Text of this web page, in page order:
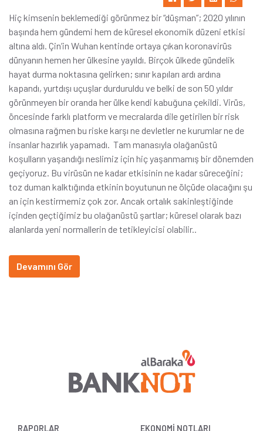
Hiç kimsenin beklemediği görünmez bir “düşman”; 2020 yılının
başında hem gündemi hem de küresel ekonomik düzeni etkisi
altına aldı. Çin’in Wuhan kentinde ortaya çıkan koronavirüs
dünyanın hemen her ülkesine yayıldı. Birçok ülkede gündelik
hayat durma noktasına gelirken; sınır kapıları ardı ardına
kapandı, yurtdışı uçuşlar durduruldu ve belki de son 50 yıldır
görünmeyen bir oranda her ülke kendi kabuğuna çekildi. Virüs,
öncesinde farklı platform ve mecralarda dile getirilen bir risk
olmasına rağmen bu riske karşı ne devletler ne kurumlar ne de
insanlar hazırlık yapamadı. Tam manasıyla olağanüstü
koşulların yaşandığı neslimiz için hiç yaşanmamış bir dönemden
geçiyoruz. Bu virüsün ne kadar etkisinin ne kadar süreceğini;
toz duman kalktığında etkinin boyutunun ne ölçüde olacağını şu
an için kestirmemiz çok zor. Ancak ortalık sakinleştiğinde
içinden geçtiğimiz bu olağanüstü şartlar; küresel olarak bazı
alanlarda yeni normallerin de tetikleyicisi olabilir..
Devamını Gör
RAPORLAR EKONOMİ NOTLARI